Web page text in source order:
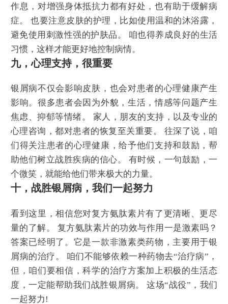
作息，对增强身体抵抗力都有好处，也有助于缓解病
症。 也要注意皮肤的护理，比如使用温和的沐浴露，
避免使用刺激性强的护肤品。 咱也得养成良好的生活
习惯，这样才能更好地控制病情。
九，心理支持，很重要
银屑病不仅会影响皮肤，也会对患者的心理健康产生
影响。很多患者会因为外貌，生活，情感等问题产生
焦虑、抑郁等情绪。 家人，朋友的支持，以及专业的
心理咨询，都对患者的恢复至关重要。 往深了说，咱
们得关注患者的心理健康，给予他们支持和鼓励，帮
助他们树立战胜疾病的信心。 有时候，一句鼓励，一
个微笑，就能给他们带来极大的力量。
十，战胜银屑病，我们一起努力
看到这里，相信您对复方氨肽素片有了更清晰、更尽
量的了解。 复方氨肽素片的功效与作用一是激素吗？
答案已经明了。它是一款非激素类药物，主要用于银
屑病的治疗。 咱们不能够依赖一种药物去“治疗病”，
但，咱们要相信，科学的治疗方案加上积极的生活态
度，一定能帮助我们战胜银屑病。 这场“战役”，我们
一起努力!